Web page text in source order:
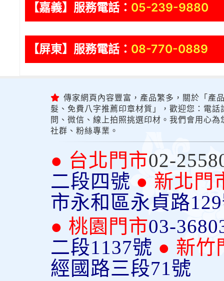
【嘉義】服務電話： 05-239-9880
【屏東】服務電話： 08-770-0889
傳家網頁內容豐富，產品繁多，關於「產
髮、免費八字推薦印章材質」，歡迎您：電
問、微信、線上拍照挑選印材。我們會用心
社群、粉絲專業。
● 台北門市02-
二段四號 ● 新北門
市永和區永貞路
● 桃園門市03-
二段1137號 ● 新竹
經國路三段71號